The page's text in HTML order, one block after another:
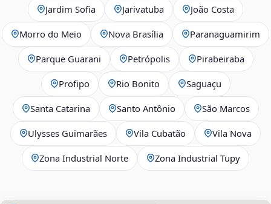
Jardim Sofia Jarivatuba João Costa
Morro do Meio Nova Brasília Paranaguamirim
Parque Guarani Petrópolis Pirabeiraba
Profipo Rio Bonito Saguaçu
Santa Catarina Santo Antônio São Marcos
Ulysses Guimarães Vila Cubatão Vila Nova
Zona Industrial Norte Zona Industrial Tupy